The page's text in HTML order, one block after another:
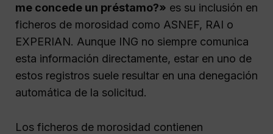
me concede un préstamo?» es su inclusión en
ficheros de morosidad como ASNEF, RAI o
EXPERIAN. Aunque ING no siempre comunica
esta información directamente, estar en uno de
estos registros suele resultar en una denegación
automática de la solicitud.
Los ficheros de morosidad contienen